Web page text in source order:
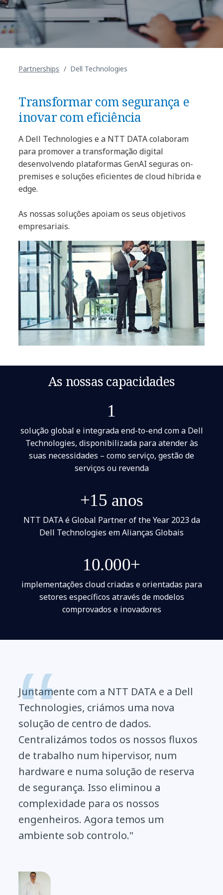
Partnerships Dell Technologies
Transformar com segurança e
inovar com eficiência
A Dell Technologies e a NTT DATA colaboram
para promover a transformação digital
desenvolvendo plataformas GenAI seguras on-
premises e soluções eficientes de cloud híbrida e
edge.
As nossas soluções apoiam os seus objetivos
empresariais.
As nossas capacidades
1
solução global e integrada end-to-end com a Dell
Technologies, disponibilizada para atender às
suas necessidades – como serviço, gestão de
serviços ou revenda
+15 anos
NTT DATA é Global Partner of the Year 2023 da
Dell Technologies em Alianças Globais
10.000+
implementações cloud criadas e orientadas para
setores específicos através de modelos
comprovados e inovadores
Juntamente com a NTT DATA e a Dell
Technologies, criámos uma nova
solução de centro de dados.
Centralizámos todos os nossos fluxos
de trabalho num hipervisor, num
hardware e numa solução de reserva
de segurança. Isso eliminou a
complexidade para os nossos
engenheiros. Agora temos um
ambiente sob controlo."